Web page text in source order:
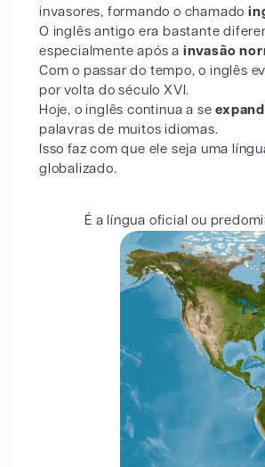
invasores, formando o chamado
O inglês antigo era bastante
especialmente após a invasão
Com o passar do tempo, o inglês
por volta do século XVI.
Hoje, o inglês continua a se
palavras de muitos idiomas.
Isso faz com que ele seja uma
globalizado.
É a língua oficial ou